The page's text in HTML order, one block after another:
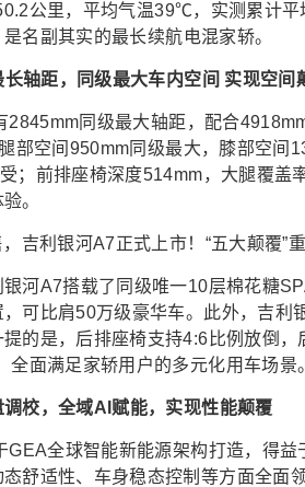
公里，平均气温39℃，实测累计
名副其实的最长续航电混家轿。
轴距，同级最大车内空间 实现空间
2845mm同级最大轴距，配合
腿部空间950mm同级最大，膝部空
；前排座椅深度514mm，大腿覆
。
银河A7搭载了同级唯一10层棉花糖
可比肩50万级豪华车。此外，吉
提的是，后排座椅支持4:6比例放倒
全面满足家轿用户的多元化用车场景。
校，全域AI赋能，实现性能颠覆
GEA全球智能新能源架构打造，得
舒适性、车身稳态控制等方面全面